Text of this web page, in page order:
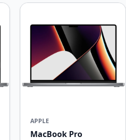
APPLE
MacBook Pro